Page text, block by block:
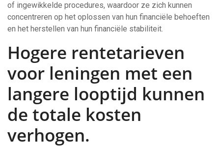
of ingewikkelde procedures, waardoor ze zich kunnen
concentreren op het oplossen van hun financiële behoeften
en het herstellen van hun financiële stabiliteit.
Hogere rentetarieven
voor leningen met een
langere looptijd kunnen
de totale kosten
verhogen.